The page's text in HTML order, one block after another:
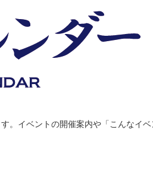
。イベントの開催案内や「こんなイ